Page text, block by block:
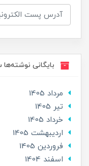
بایگانی
مرداد 1405
تير 1405
خرداد 1405
ارديبهشت 1405
فروردین 1405
اسفند 1404